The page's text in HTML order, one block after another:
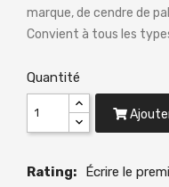
marque, de cendre de
Convient à tous les
Quantité
Rating: Écrire le